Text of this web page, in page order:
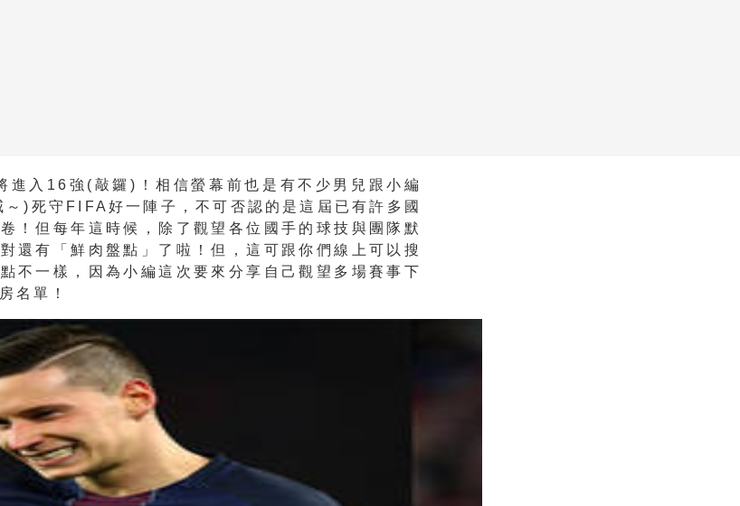
進入16強(敲鑼)！相信螢幕前也是有不少男兒跟小編
～) 死守FIFA好一陣子，不可否認的是這屆已有許多國
！但每年這時候，除了觀望各位國手的球技與團隊默
還有「鮮肉盤點」了啦！但，這可跟你們線上可以搜
不一樣，因為小編這次要來分享自己觀望多場賽事下
名單！